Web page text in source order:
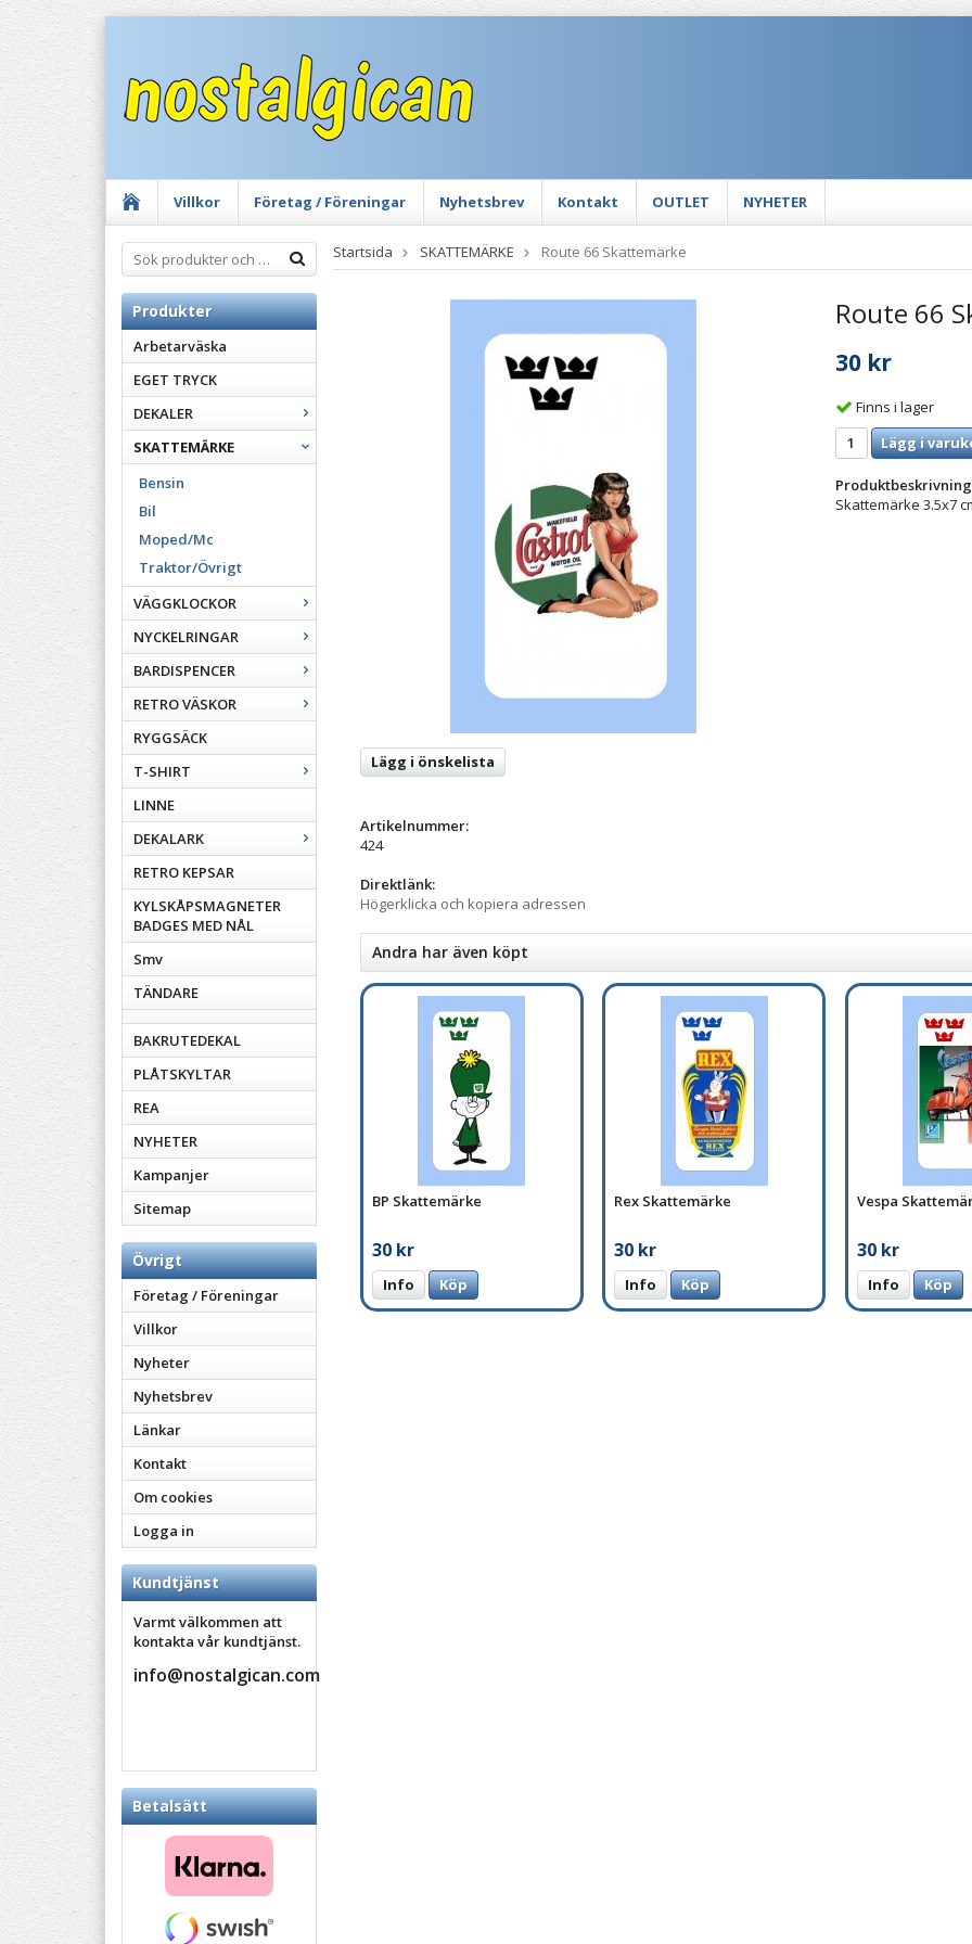
Villkor Företag / Föreningar Nyhetsbrev Kontakt OUTLET NYHETER
Produkter
Arbetarväska
EGET TRYCK
DEKALER
SKATTEMÄRKE
Bensin
Bil
Moped/Mc
Traktor/Övrigt
VÄGGKLOCKOR
NYCKELRINGAR
BARDISPENCER
RETRO VÄSKOR
RYGGSÄCK
T-SHIRT
LINNE
DEKALARK
RETRO KEPSAR
KYLSKÅPSMAGNETER
BADGES MED NÅL
Smv
TÄNDARE
BAKRUTEDEKAL
PLÅTSKYLTAR
REA
NYHETER
Kampanjer
Sitemap
Övrigt
Företag / Föreningar
Villkor
Nyheter
Nyhetsbrev
Länkar
Kontakt
Om cookies
Logga in
Kundtjänst
Varmt välkommen att
kontakta vår kundtjänst.
info@nostalgican.com
Betalsätt
Startsida SKATTEMÄRKE Route 66 Skattemärke
Route 66
30 kr
Finns i lager
Lägg i
Skattemärke 3.5x7
Lägg i önskelista
Artikelnummer:
424
Direktlänk:
Högerklicka och kopiera adressen
Andra har även köpt
BP Skattemärke
30 kr
Info Köp
Rex Skattemärke
30 kr
Info Köp
Vespa
30 kr
Info Köp